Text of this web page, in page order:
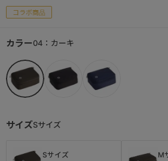
コラボ商品
サイズSサイズ
Sサイズ
M
カラー04：カーキ